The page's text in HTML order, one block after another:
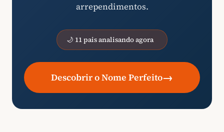
arrependimentos.
🌙 11 pais analisando agora
Descobrir o Nome Perfeito→